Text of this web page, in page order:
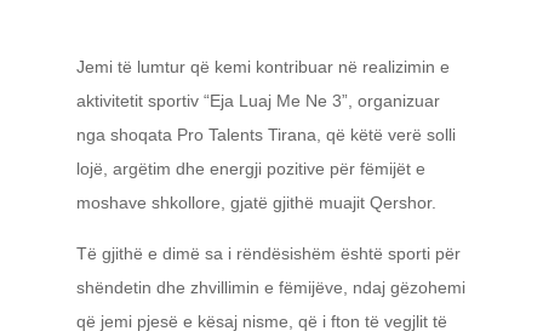
Jemi të lumtur që kemi kontribuar në realizimin e
aktivitetit sportiv “Eja Luaj Me Ne 3”, organizuar
nga shoqata Pro Talents Tirana, që këtë verë solli
lojë, argëtim dhe energji pozitive për fëmijët e
moshave shkollore, gjatë gjithë muajit Qershor.
Të gjithë e dimë sa i rëndësishëm është sporti për
shëndetin dhe zhvillimin e fëmijëve, ndaj gëzohemi
që jemi pjesë e kësaj nisme, që i fton të vegjlit të